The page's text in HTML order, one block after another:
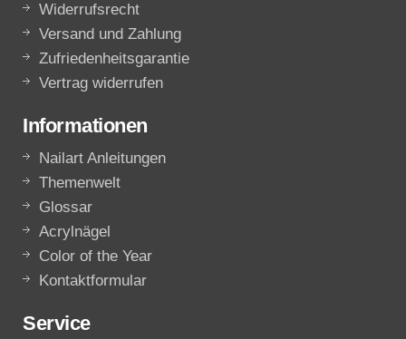
Widerrufsrecht
Versand und Zahlung
Zufriedenheitsgarantie
Vertrag widerrufen
Informationen
Nailart Anleitungen
Themenwelt
Glossar
Acrylnägel
Color of the Year
Kontaktformular
Service